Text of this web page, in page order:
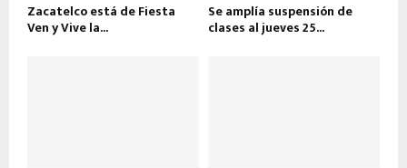
Zacatelco está de Fiesta
Ven y Vive la...
Se amplía suspensión de
clases al jueves 25...